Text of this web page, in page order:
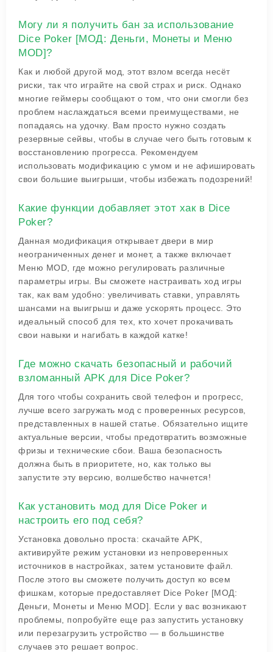
Могу ли я получить бан за использование
Dice Poker [МОД: Деньги, Монеты и Меню
MOD]?
Как и любой другой мод, этот взлом всегда несёт
риски, так что играйте на свой страх и риск. Однако
многие геймеры сообщают о том, что они смогли без
проблем наслаждаться всеми преимуществами, не
попадаясь на удочку. Вам просто нужно создать
резервные сейвы, чтобы в случае чего быть готовым к
восстановлению прогресса. Рекомендуем
использовать модификацию с умом и не афишировать
свои большие выигрыши, чтобы избежать подозрений!
Какие функции добавляет этот хак в Dice
Poker?
Данная модификация открывает двери в мир
неограниченных денег и монет, а также включает
Меню MOD, где можно регулировать различные
параметры игры. Вы сможете настраивать ход игры
так, как вам удобно: увеличивать ставки, управлять
шансами на выигрыш и даже ускорять процесс. Это
идеальный способ для тех, кто хочет прокачивать
свои навыки и нагибать в каждой катке!
Где можно скачать безопасный и рабочий
взломанный APK для Dice Poker?
Для того чтобы сохранить свой телефон и прогресс,
лучше всего загружать мод с проверенных ресурсов,
представленных в нашей статье. Обязательно ищите
актуальные версии, чтобы предотвратить возможные
фризы и технические сбои. Ваша безопасность
должна быть в приоритете, но, как только вы
запустите эту версию, волшебство начнется!
Как установить мод для Dice Poker и
настроить его под себя?
Установка довольно проста: скачайте APK,
активируйте режим установки из непроверенных
источников в настройках, затем установите файл.
После этого вы сможете получить доступ ко всем
фишкам, которые предоставляет Dice Poker [МОД:
Деньги, Монеты и Меню MOD]. Если у вас возникают
проблемы, попробуйте еще раз запустить установку
или перезагрузить устройство — в большинстве
случаев это решает вопрос.